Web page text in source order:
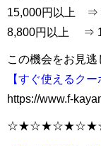
15,000円以上 ⇒
8,800円以上 ⇒
この機会をお見逃
【すぐ使えるクー
https://www.f-